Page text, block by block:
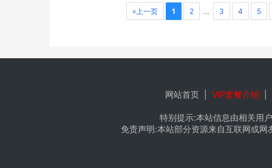
«上一页 1 2 … 3 4 5
网站首页 VIP套餐介绍
特别提示:本站信息由相关用
免责声明:本站部分资源来自互联网或